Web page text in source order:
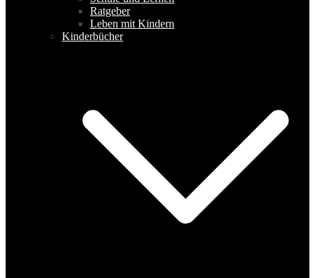
Ratgeber
Leben mit Kindern
Kinderbücher